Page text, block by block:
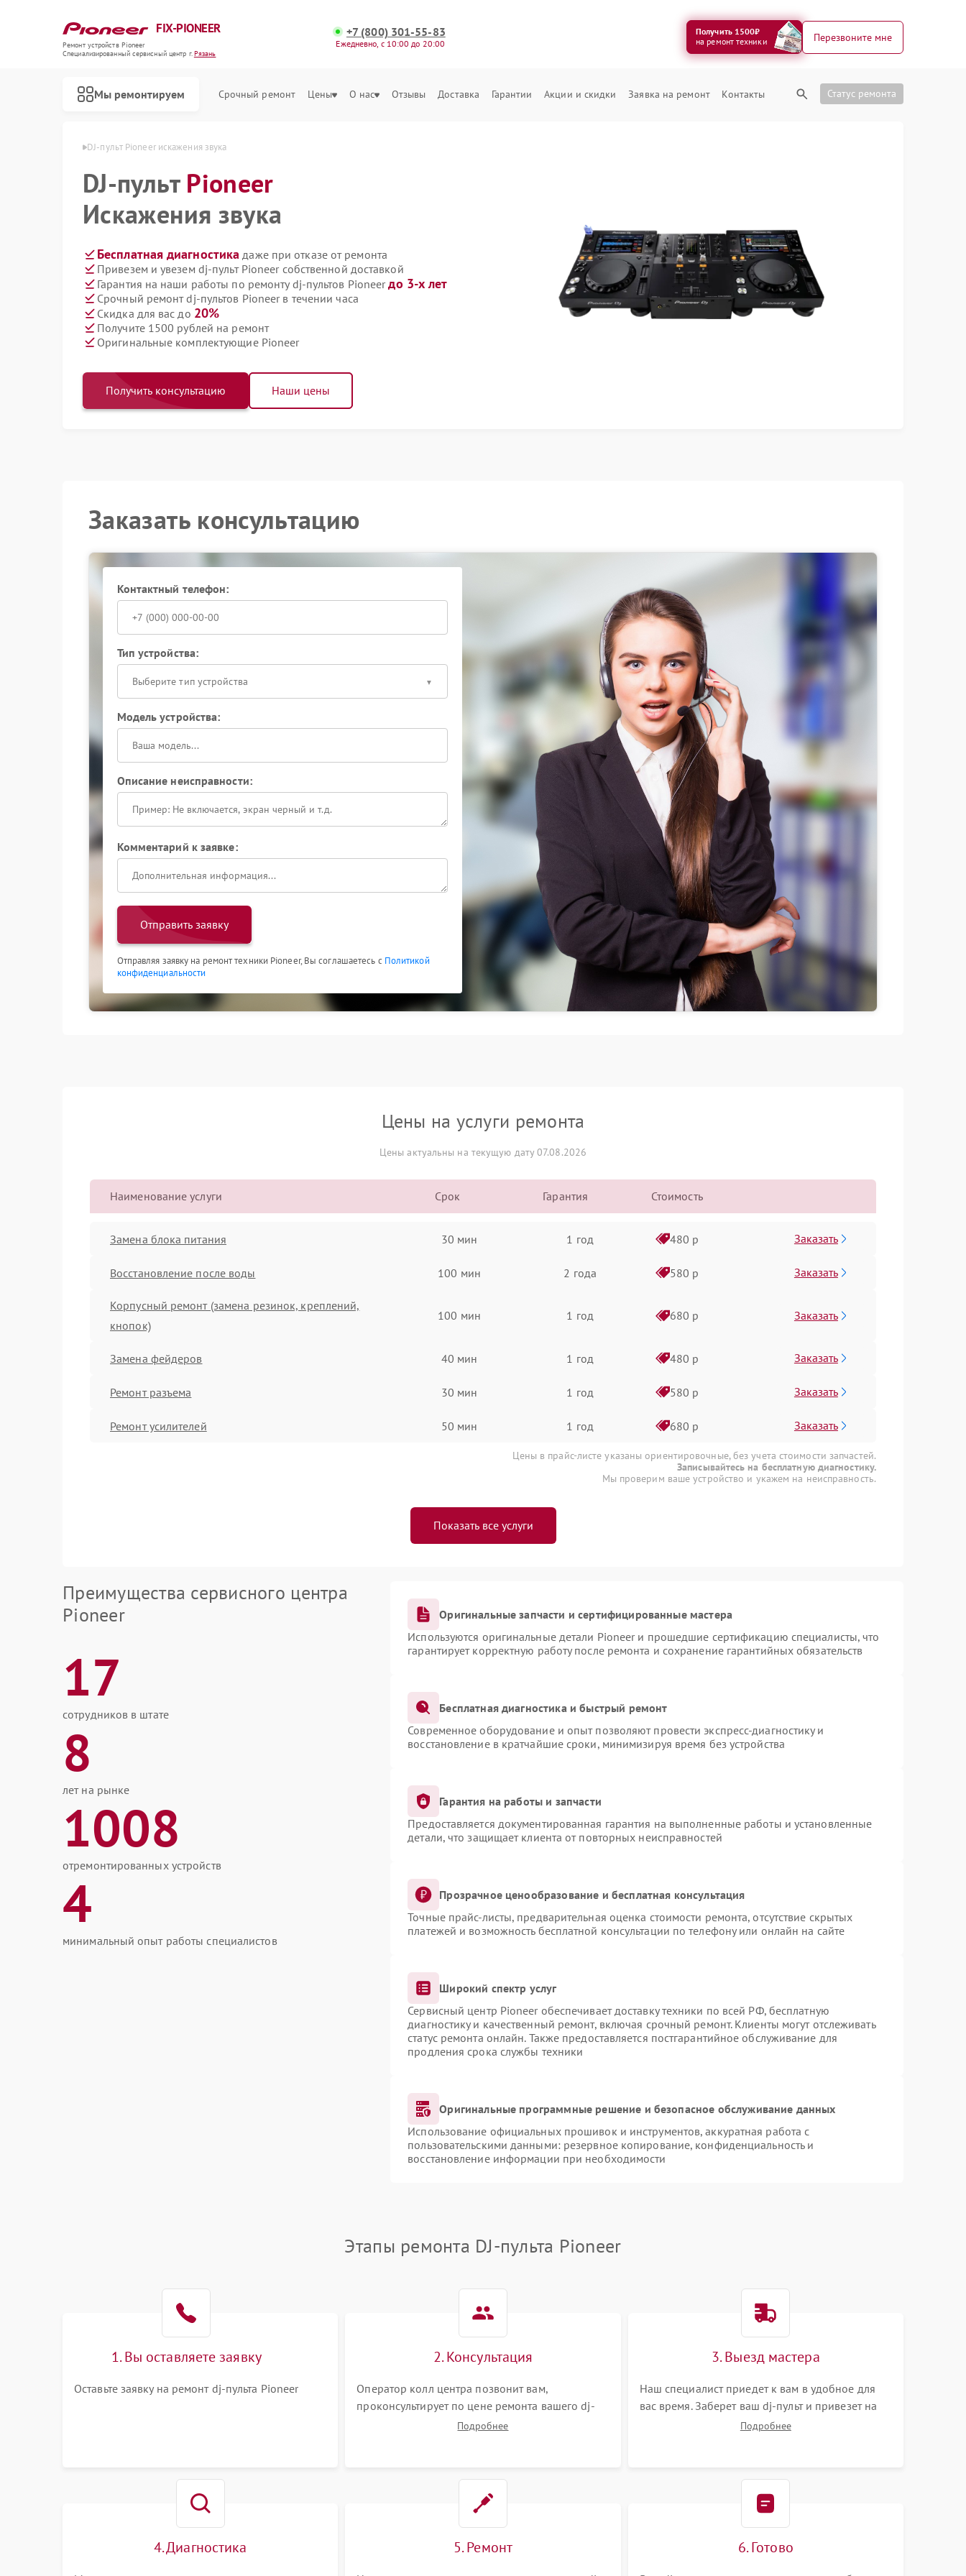
FIX-PIONEER
Ремонт устройств Pioneer
Специализированный cервисный центр г.Рязань
+7 (800) 301-55-83
Ежедневно, с 10:00 до 20:00
Получить 1500₽
на ремонт техники
Перезвоните мне
Мы ремонтируем Срочный ремонт Цены О нас Отзывы Доставка Гарантии Акции и скидки Заявка на ремонт Контакты Статус ремонта
Pioneer в Рязани DJ-пульт Pioneer искажения звука
DJ-пульт Pioneer
Искажения звука
Бесплатная диагностика даже при отказе от ремонта
Привезем и увезем dj-пульт Pioneer собственной доставкой
Гарантия на наши работы по ремонту dj-пультов Pioneerдо 3-х лет
Срочный ремонт dj-пультов Pioneer в течении часа
Скидка для вас до 20%
Получите 1500 рублей на ремонт
Оригинальные комплектующие Pioneer
Получить консультацию Наши цены
Заказать консультацию
Контактный телефон:
Тип устройства:
Выберите тип устройства
Модель устройства:
Описание неисправности:
Комментарий к заявке:
Отправить заявку
Отправляя заявку на ремонт техники Pioneer, Вы соглашаетесь с Политикой
конфиденциальности
Цены на услуги ремонта
Цены актуальны на текущую дату 07.08.2026
Наименование услуги Срок Гарантия Стоимость
Замена блока питания 30 мин 1 год 480 р Заказать
Восстановление после воды 100 мин 2 года 580 р Заказать
Корпусный ремонт (замена резинок, креплений,
кнопок)
100 мин 1 год 680 р Заказать
Замена фейдеров 40 мин 1 год 480 р Заказать
Ремонт разъема 30 мин 1 год 580 р Заказать
Ремонт усилителей 50 мин 1 год 680 р Заказать
Цены в прайс-листе указаны ориентировочные, без учета стоимости запчастей.
Записывайтесь на бесплатную диагностику.
Мы проверим ваше устройство и укажем на неисправность.
Показать все услуги
Преимущества сервисного центра
Pioneer
17
сотрудников в штате
8
лет на рынке
1008
отремонтированных устройств
4
минимальный опыт работы специалистов
Оригинальные запчасти и сертифицированные мастера
Используются оригинальные детали Pioneer и прошедшие сертификацию специалисты, что
гарантирует корректную работу после ремонта и сохранение гарантийных обязательств
Бесплатная диагностика и быстрый ремонт
Современное оборудование и опыт позволяют провести экспресс-диагностику и
восстановление в кратчайшие сроки, минимизируя время без устройства
Гарантия на работы и запчасти
Предоставляется документированная гарантия на выполненные работы и установленные
детали, что защищает клиента от повторных неисправностей
Прозрачное ценообразование и бесплатная консультация
Точные прайс-листы, предварительная оценка стоимости ремонта, отсутствие скрытых
платежей и возможность бесплатной консультации по телефону или онлайн на сайте
Широкий спектр услуг
Сервисный центр Pioneer обеспечивает доставку техники по всей РФ, бесплатную
диагностику и качественный ремонт, включая срочный ремонт. Клиенты могут отслеживать
статус ремонта онлайн. Также предоставляется постгарантийное обслуживание для
продления срока службы техники
Оригинальные программные решение и безопасное обслуживание данных
Использование официальных прошивок и инструментов, аккуратная работа с
пользовательскими данными: резервное копирование, конфиденциальность и
восстановление информации при необходимости
Этапы ремонта DJ-пульта Pioneer
1. Вы оставляете заявку
Оставьте заявку на ремонт dj-пульта Pioneer
2. Консультация
Оператор колл центра позвонит вам,
проконсультирует по цене ремонта вашего dj-
пульта а также ответит на все ваши вопросы.
Подробнее
3. Выезд мастера
Наш специалист приедет к вам в удобное для
вас время. Заберет ваш dj-пульт и привезет на
склад для диагностики.Подробнее
4. Диагностика 5. Ремонт 6. Готово